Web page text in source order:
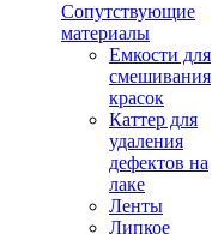
Сопутствующие
материалы
Емкости для
смешивания
красок
Каттер для
удаления
дефектов на
лаке
Ленты
Липкое